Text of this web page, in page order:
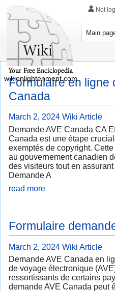
Formulaire en ligne
Canada
March 2, 2024 Wiki Article
Demande AVE Canada CA
Canada est une étape
exemptés de copyright.
au gouvernement canadien
des visiteurs tout en
Demande A
read more
Formulaire
March 2, 2024 Wiki Article
Demande AVE Canada en
de voyage électronique
ressortissants de certains
demande AVE Canada peut
Not
Main
wikienlightenment.com